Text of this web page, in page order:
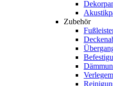
Zubehör